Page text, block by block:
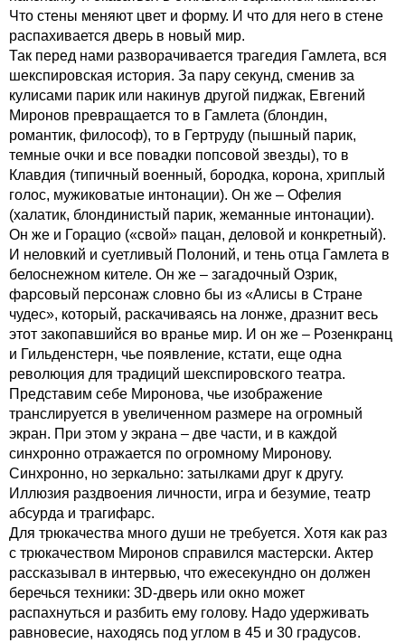
Что стены меняют цвет и форму. И что для него в стене
распахивается дверь в новый мир.
Так перед нами разворачивается трагедия Гамлета, вся
шекспировская история. За пару секунд, сменив за
кулисами парик или накинув другой пиджак, Евгений
Миронов превращается то в Гамлета (блондин,
романтик, философ), то в Гертруду (пышный парик,
темные очки и все повадки попсовой звезды), то в
Клавдия (типичный военный, бородка, корона, хриплый
голос, мужиковатые интонации). Он же – Офелия
(халатик, блондинистый парик, жеманные интонации).
Он же и Горацио («свой» пацан, деловой и конкретный).
И неловкий и суетливый Полоний, и тень отца Гамлета в
белоснежном кителе. Он же – загадочный Озрик,
фарсовый персонаж словно бы из «Алисы в Стране
чудес», который, раскачиваясь на лонже, дразнит весь
этот закопавшийся во вранье мир. И он же – Розенкранц
и Гильденстерн, чье появление, кстати, еще одна
революция для традиций шекспировского театра.
Представим себе Миронова, чье изображение
транслируется в увеличенном размере на огромный
экран. При этом у экрана – две части, и в каждой
синхронно отражается по огромному Миронову.
Синхронно, но зеркально: затылками друг к другу.
Иллюзия раздвоения личности, игра и безумие, театр
абсурда и трагифарс.
Для трюкачества много души не требуется. Хотя как раз
с трюкачеством Миронов справился мастерски. Актер
рассказывал в интервью, что ежесекундно он должен
беречься техники: 3D-дверь или окно может
распахнуться и разбить ему голову. Надо удерживать
равновесие, находясь под углом в 45 и 30 градусов.